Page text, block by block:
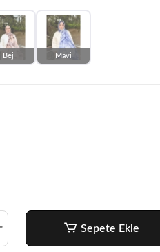
Bej Mavi
Sepete Ekle